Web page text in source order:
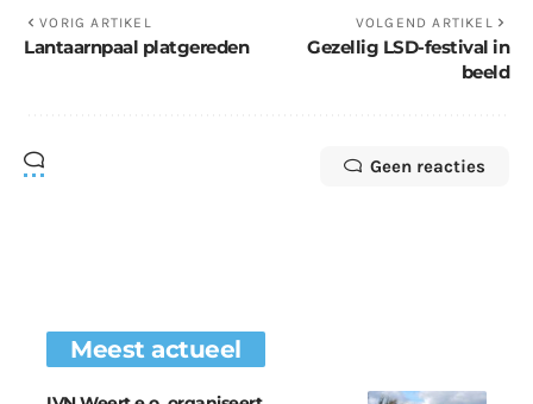
VORIG ARTIKEL
Lantaarnpaal platgereden
VOLGEND ARTIKEL
Gezellig LSD-festival in
beeld
Geen reacties
Meest actueel